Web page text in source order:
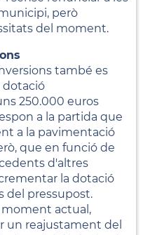
però
del moment.
també es
dotació
250.000 euros
a la partida que
a la pavimentació
que en funció de
d'altres
la dotació
del pressupost.
actual,
un reajustament del